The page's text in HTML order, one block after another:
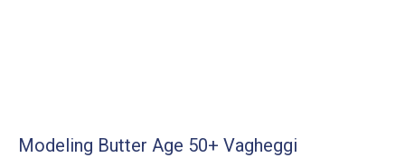
Modeling Butter Age 50+ Vagheggi